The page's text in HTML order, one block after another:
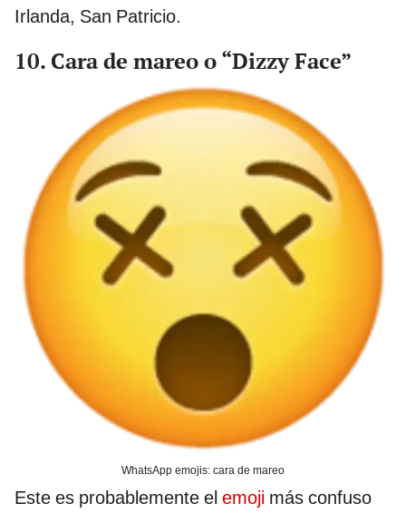
Irlanda, San Patricio.
10. Cara de mareo o “Dizzy Face”
WhatsApp emojis: cara de mareo
Este es probablemente el emoji más confuso